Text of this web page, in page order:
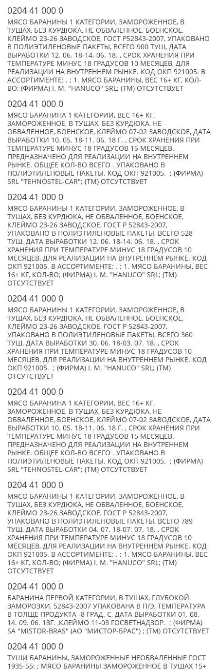
0204 41 000 0
МЯСО БАРАНИНЫ 1 КАТЕГОРИИ, ЗАМОРОЖЕННОЕ, В
ТУШАХ, БЕЗ КУРДЮКА, НЕ ОБВАЛЕННОЕ, БОЕНСКОЕ,
КЛЕЙМО 23-26 ЗАВОДСКОЕ, ГОСТ P52843-2007, УПАКОВАНО
В ПОЛИЭТИЛЕНОВЫЕ ПАКЕТЫ, ВСЕГО 900 ТУШ, ДАТА
ВЫРАБОТКИ 12. 06. 18-14. 06. 18. , СРОК ХРАНЕНИЯ ПРИ
ТЕМПЕРАТУРЕ МИНУС 18 ГРАДУСОВ 10 МЕСЯЦЕВ, ДЛЯ
РЕАЛИЗАЦИИ НА ВНУТРЕННЕМ РЫНКЕ. КОД ОКП 921005. В
АССОРТИМЕНТЕ: . ; 1. МЯСО БАРАНИНЫ, ВЕС 16+ КГ, КОЛ-
ВО; (ФИРМА) I. M. "HANUCO" SRL; (TM) ОТСУТСТВУЕТ
0204 41 000 0
МЯСО БАРАНИНА 1 КАТЕГОРИИ, ВЕС 16+ КГ,
ЗАМОРОЖЕННОЕ, В ТУШАХ, БЕЗ КУРДЮКА, НЕ
ОБВАЛЕННОЕ, БОЕНСКОЕ, КЛЕЙМО 07-02 ЗАВОДСКОЕ, ДАТА
ВЫРАБОТКИ 10. 05. 18-11. 06. 18 Г. , СРОК ХРАНЕНИЯ ПРИ
ТЕМПЕРАТУРЕ МИНУС 18 ГРАДУСОВ 15 МЕСЯЦЕВ.
ПРЕДНАЗНАЧЕНО ДЛЯ РЕАЛИЗАЦИИ НА ВНУТРЕННЕМ
РЫНКЕ. ОБЩЕЕ КОЛ-ВО ВСЕГО . УПАКОВАНО В
ПОЛИЭТИЛЕНОВЫЕ ПАКЕТЫ. КОД ОКП 921005. ; (ФИРМА)
SRL "TEHNOSTEL-CAR"; (TM) ОТСУТСТВУЕТ
0204 41 000 0
МЯСО БАРАНИНЫ 1 КАТЕГОРИИ, ЗАМОРОЖЕННОЕ, В
ТУШАХ, БЕЗ КУРДЮКА, НЕ ОБВАЛЕННОЕ, БОЕНСКОЕ,
КЛЕЙМО 23-26 ЗАВОДСКОЕ, ГОСТ P 52843-2007,
УПАКОВАНО В ПОЛИЭТИЛЕНОВЫЕ ПАКЕТЫ, ВСЕГО 528
ТУШ, ДАТА ВЫРАБОТКИ 12. 06. 18-14. 06. 18. , СРОК
ХРАНЕНИЯ ПРИ ТЕМПЕРАТУРЕ МИНУС 18 ГРАДУСОВ 10
МЕСЯЦЕВ, ДЛЯ РЕАЛИЗАЦИИ НА ВНУТРЕННЕМ РЫНКЕ. КОД
ОКП 921005. В АССОРТИМЕНТЕ: . ; 1. МЯСО БАРАНИНЫ, ВЕС
16+ КГ, КОЛ-ВО; (ФИРМА) I. M. "HANUCO" SRL; (TM)
ОТСУТСТВУЕТ
0204 41 000 0
МЯСО БАРАНИНЫ 1 КАТЕГОРИИ, ЗАМОРОЖЕННОЕ, В
ТУШАХ, БЕЗ КУРДЮКА, НЕ ОБВАЛЕННОЕ, БОЕНСКОЕ,
КЛЕЙМО 23-26 ЗАВОДСКОЕ, ГОСТ P 52843-2007,
УПАКОВАНО В ПОЛИЭТИЛЕНОВЫЕ ПАКЕТЫ, ВСЕГО 360
ТУШ, ДАТА ВЫРАБОТКИ 30. 06. 18-03. 07. 18. , СРОК
ХРАНЕНИЯ ПРИ ТЕМПЕРАТУРЕ МИНУС 18 ГРАДУСОВ 10
МЕСЯЦЕВ, ДЛЯ РЕАЛИЗАЦИИ НА ВНУТРЕННЕМ РЫНКЕ. КОД
ОКП 921005. ; (ФИРМА) I. M. "HANUCO" SRL; (TM)
ОТСУТСТВУЕТ
0204 41 000 0
МЯСО БАРАНИНА 1 КАТЕГОРИИ, ВЕС 16+ КГ,
ЗАМОРОЖЕННОЕ, В ТУШАХ, БЕЗ КУРДЮКА, НЕ
ОБВАЛЕННОЕ, БОЕНСКОЕ, КЛЕЙМО 07-02 ЗАВОДСКОЕ, ДАТА
ВЫРАБОТКИ 10. 05. 18-11. 06. 18 Г. , СРОК ХРАНЕНИЯ ПРИ
ТЕМПЕРАТУРЕ МИНУС 18 ГРАДУСОВ 15 МЕСЯЦЕВ.
ПРЕДНАЗНАЧЕНО ДЛЯ РЕАЛИЗАЦИИ НА ВНУТРЕННЕМ
РЫНКЕ. ОБЩЕЕ КОЛ-ВО ВСЕГО . УПАКОВАНО В
ПОЛИЭТИЛЕНОВЫЕ ПАКЕТЫ. КОД ОКП 921005. ; (ФИРМА)
SRL "TEHNOSTEL-CAR"; (TM) ОТСУТСТВУЕТ
0204 41 000 0
МЯСО БАРАНИНЫ 1 КАТЕГОРИИ, ЗАМОРОЖЕННОЕ, В
ТУШАХ, БЕЗ КУРДЮКА, НЕ ОБВАЛЕННОЕ, БОЕНСКОЕ,
КЛЕЙМО 23-26 ЗАВОДСКОЕ, ГОСТ P 52843-2007,
УПАКОВАНО В ПОЛИЭТИЛЕНОВЫЕ ПАКЕТЫ, ВСЕГО 789
ТУШ, ДАТА ВЫРАБОТКИ 04. 07. 18-07. 07. 18. , СРОК
ХРАНЕНИЯ ПРИ ТЕМПЕРАТУРЕ МИНУС 18 ГРАДУСОВ 10
МЕСЯЦЕВ, ДЛЯ РЕАЛИЗАЦИИ НА ВНУТРЕННЕМ РЫНКЕ. КОД
ОКП 921005. В АССОРТИМЕНТЕ: . ; 1. МЯСО БАРАНИНЫ, ВЕС
16+ КГ, КОЛ-ВО; (ФИРМА) I. M. "HANUCO" SRL; (TM)
ОТСУТСТВУЕТ
0204 41 000 0
БАРАНИНА ПЕРВОЙ КАТЕГОРИИ, В ТУШАХ, ГЛУБОКОЙ
ЗАМОРОЗКИ, 52843-2007 УПАКОВАНА В П/Э, ТЕМПЕРАТУРА
В ТОЛЩЕ ПРОДУКТА -8 ГРАД. С, ДАТА ВЫРАБОТКИ 01. 08.
14. 09. 06. 18Г. ,КЛЕЙМО 11-03 ГОСВЕТНАДЗОР. ; (ФИРМА)
SA "MISTOR-BRAS" (АО "МИСТОР-БРАС") ; (TM) ОТСУТСТВУЕТ
0204 41 000 0
ТУШИ БАРАНИНЫ, ЗАМОРОЖЕННЫЕ НЕОБВАЛЕННЫЕ ГОСТ
1935-55: ; МЯСО БАРАНИНЫ ЗАМОРОЖЕННОЕ В ТУШАХ 15+